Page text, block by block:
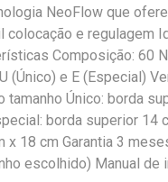
NeoFlow que
e regulagem
Composição: 60
e E (Especial)
Único: borda
borda superior 14
x 18 cm Garantia 3
escolhido) Manual de